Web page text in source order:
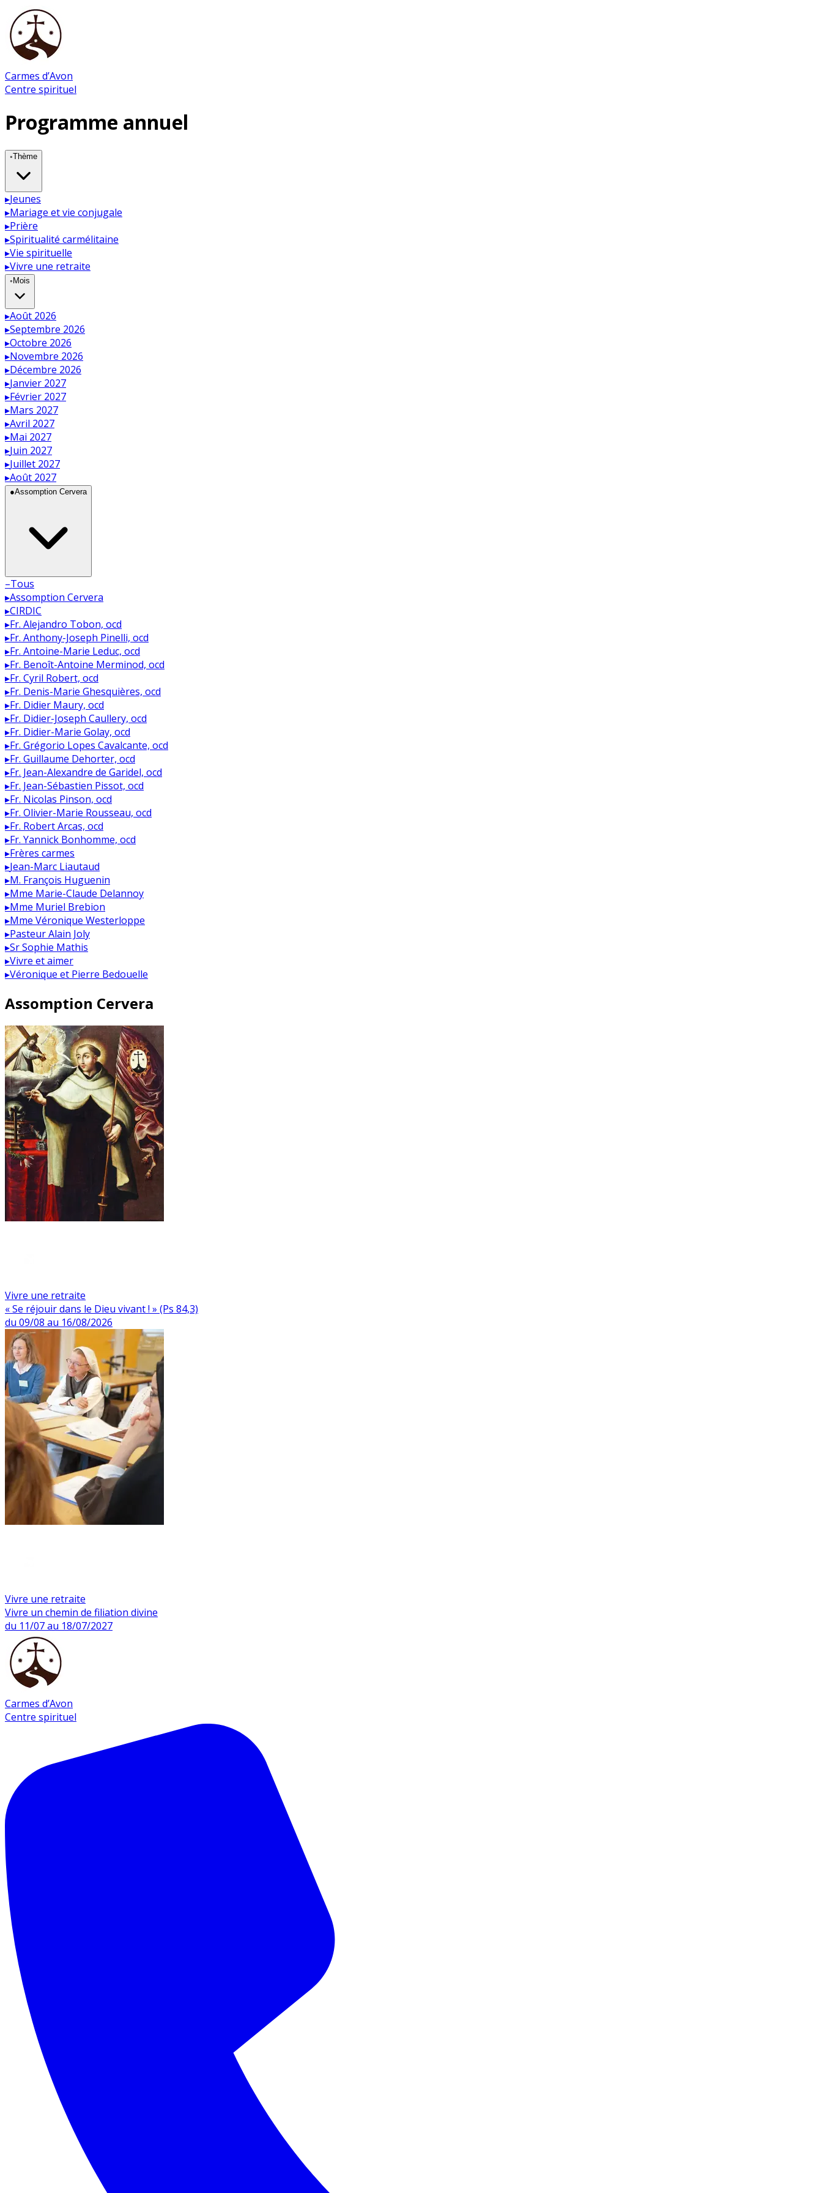
Carmes d’Avon
Centre spirituel
Programme annuel
◦Thème
▸Jeunes
▸Mariage et vie conjugale
▸Prière
▸Spiritualité carmélitaine
▸Vie spirituelle
▸Vivre une retraite
◦ Mois
▸Août 2026
▸Septembre 2026
▸Octobre 2026
▸Novembre 2026
▸Décembre 2026
▸Janvier 2027
▸Février 2027
▸Mars 2027
▸Avril 2027
▸Mai 2027
▸Juin 2027
▸Juillet 2027
▸Août 2027
●Assomption Cervera
–Tous
▸Assomption Cervera
▸CIRDIC
▸Fr. Alejandro Tobon, ocd
▸Fr. Anthony-Joseph Pinelli, ocd
▸Fr. Antoine-Marie Leduc, ocd
▸Fr. Benoît-Antoine Merminod, ocd
▸Fr. Cyril Robert, ocd
▸Fr. Denis-Marie Ghesquières, ocd
▸Fr. Didier Maury, ocd
▸Fr. Didier-Joseph Caullery, ocd
▸Fr. Didier-Marie Golay, ocd
▸Fr. Grégorio Lopes Cavalcante, ocd
▸Fr. Guillaume Dehorter, ocd
▸Fr. Jean-Alexandre de Garidel, ocd
▸Fr. Jean-Sébastien Pissot, ocd
▸Fr. Nicolas Pinson, ocd
▸Fr. Olivier-Marie Rousseau, ocd
▸Fr. Robert Arcas, ocd
▸Fr. Yannick Bonhomme, ocd
▸Frères carmes
▸Jean-Marc Liautaud
▸M. François Huguenin
▸Mme Marie-Claude Delannoy
▸Mme Muriel Brebion
▸Mme Véronique Westerloppe
▸Pasteur Alain Joly
▸Sr Sophie Mathis
▸Vivre et aimer
▸Véronique et Pierre Bedouelle
Assomption Cervera
Vivre une retraite
« Se réjouir dans le Dieu vivant ! » (Ps 84,3)
du 09/08 au 16/08/2026
Vivre une retraite
Vivre un chemin de filiation divine
du 11/07 au 18/07/2027
Carmes d’Avon
Centre spirituel